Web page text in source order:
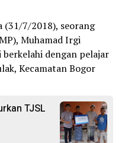
(31/7/2018), seorang
Muhamad Irgi
dengan pelajar
Kecamatan Bogor
TJSL